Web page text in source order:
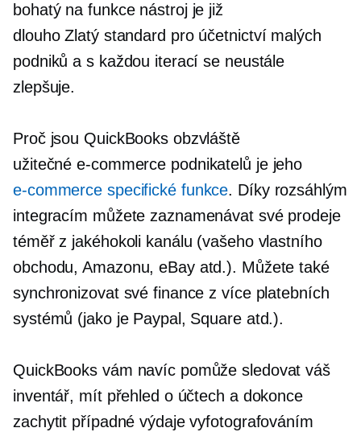
bohatý na funkcenástroj je již
dlouhoZlatý standard pro účetnictví malých
podniků a s každou iterací se neustále
zlepšuje.
Proč jsou QuickBooks obzvláště
užitečnée-commerce podnikatelů je jeho
e-commerce specifické funkce. Díky rozsáhlým
integracím můžete zaznamenávat své prodeje
téměř z jakéhokoli kanálu (vašeho vlastního
obchodu, Amazonu, eBay atd.). Můžete také
synchronizovat své finance z více platebních
systémů (jako je Paypal, Square atd.).
QuickBooks vám navíc pomůže sledovat váš
inventář, mít přehled o účtech a dokonce
zachytit případné výdaje vyfotografováním